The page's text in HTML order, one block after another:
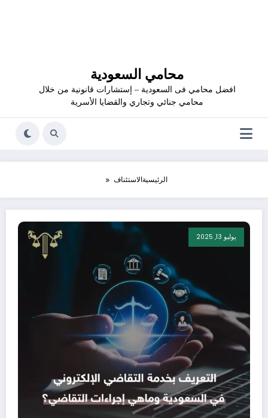
محامي السعودية
افضل محامي فى السعودية – إستشارات قانونية من خلال
محامي جنائي وتجاري والقضايا الأسرية
الرئيسيةالاستئناف
يوليو 13, 2025